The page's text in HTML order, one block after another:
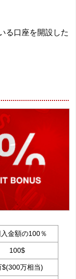
る口座を開設した
金額の100％
100$
$(300万相当)